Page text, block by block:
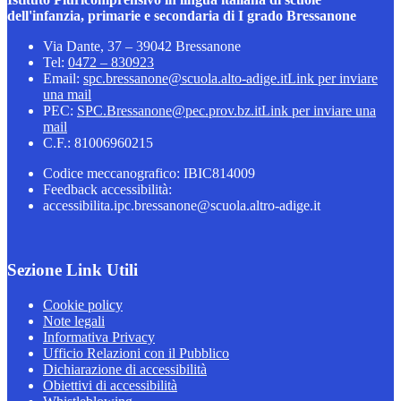
dell'infanzia, primarie e secondaria di I grado Bressanone
Via Dante, 37 – 39042 Bressanone
Tel: 0472 – 830923
Email: spc.bressanone@scuola.alto-adige.itLink per inviare
una mail
PEC: SPC.Bressanone@pec.prov.bz.itLink per inviare una
mail
C.F.: 81006960215
Codice meccanografico: IBIC814009
Feedback accessibilità:
accessibilita.ipc.bressanone@scuola.altro-adige.it
Sezione Link Utili
Cookie policy
Note legali
Informativa Privacy
Ufficio Relazioni con il Pubblico
Dichiarazione di accessibilità
Obiettivi di accessibilità